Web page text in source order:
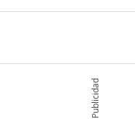
Publicidad